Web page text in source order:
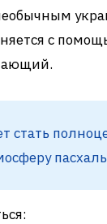
с
стать